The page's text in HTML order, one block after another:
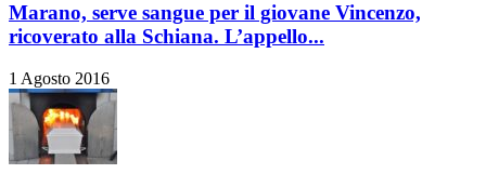
Marano, serve sangue per il giovane Vincenzo,
ricoverato alla Schiana. L’appello...
1 Agosto 2016